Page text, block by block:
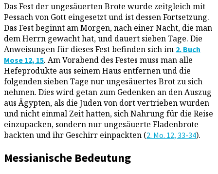
Das Fest der ungesäuerten Brote wurde zeitgleich mit
Pessach von Gott eingesetzt und ist dessen Fortsetzung.
Das Fest beginnt am Morgen, nach einer Nacht, die man
dem Herrn gewacht hat, und dauert sieben Tage. Die
Anweisungen für dieses Fest befinden sich im 2. Buch
Mose 12, 15. Am Vorabend des Festes muss man alle
Hefeprodukte aus seinem Haus entfernen und die
folgenden sieben Tage nur ungesäuertes Brot zu sich
nehmen. Dies wird getan zum Gedenken an den Auszug
aus Ägypten, als die Juden von dort vertrieben wurden
und nicht einmal Zeit hatten, sich Nahrung für die Reise
einzupacken, sondern nur ungesäuerte Fladenbrote
backten und ihr Geschirr einpackten (2. Mo. 12, 33-34).
Messianische Bedeutung